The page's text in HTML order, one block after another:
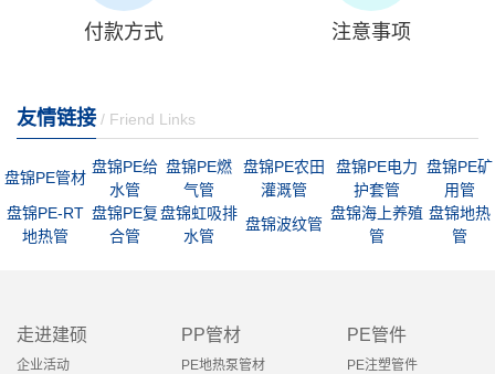
付款方式 注意事项
友情链接 / Friend Links
盘锦PE管材
盘锦PE给
水管
盘锦PE燃
气管
盘锦PE农田
灌溉管
盘锦PE电力
护套管
盘锦PE矿
用管
盘锦PE-RT
地热管
盘锦PE复
合管
盘锦虹吸排
水管
盘锦波纹管
盘锦海上养殖
管
盘锦地热
管
走进建硕
企业活动
PP管材
PE地热泵管材
PE管件
PE注塑管件